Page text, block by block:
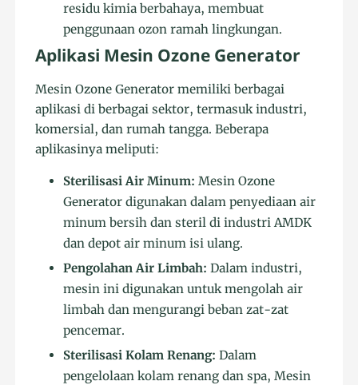
residu kimia berbahaya, membuat
penggunaan ozon ramah lingkungan.
Aplikasi Mesin Ozone Generator
Mesin Ozone Generator memiliki berbagai
aplikasi di berbagai sektor, termasuk industri,
komersial, dan rumah tangga. Beberapa
aplikasinya meliputi:
Sterilisasi Air Minum: Mesin Ozone
Generator digunakan dalam penyediaan air
minum bersih dan steril di industri AMDK
dan depot air minum isi ulang.
Pengolahan Air Limbah: Dalam industri,
mesin ini digunakan untuk mengolah air
limbah dan mengurangi beban zat-zat
pencemar.
Sterilisasi Kolam Renang: Dalam
pengelolaan kolam renang dan spa, Mesin